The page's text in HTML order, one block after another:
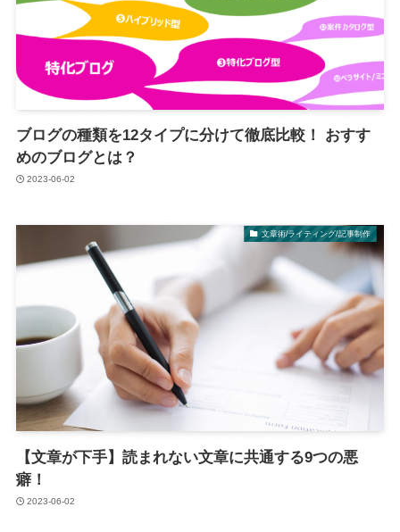
ブログの種類を12タイプに分けて徹底比較！ おすす
めのブログとは？
2023-06-02
文章術/ライティング/記事制作
【文章が下手】読まれない文章に共通する9つの悪
癖！
2023-06-02